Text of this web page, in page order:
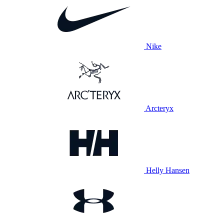
Nike
Arcteryx
Helly Hansen